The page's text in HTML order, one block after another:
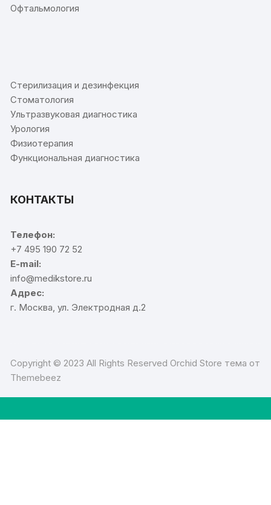
Офтальмология
Стерилизация и дезинфекция
Стоматология
Ультразвуковая диагностика
Урология
Физиотерапия
Функциональная диагностика
КОНТАКТЫ
Телефон:
+7 495 190 72 52
E-mail:
info@medikstore.ru
Адрес:
г. Москва, ул. Электродная д.2
Copyright © 2023 All Rights Reserved Orchid Store тема от
Themebeez